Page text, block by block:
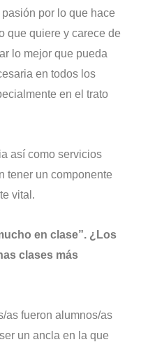
por lo que hace
que quiere y carece de
lo mejor que pueda
en todos los
en el trato
así como servicios
tener un componente
vital.
en clase”. ¿Los
clases más
as fueron alumnos/as
un ancla en la que